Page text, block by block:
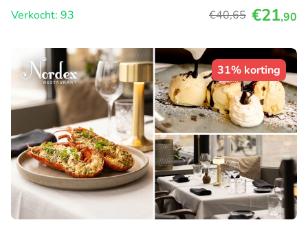
Verkocht: 93
€40,65 €21,90
31% korting